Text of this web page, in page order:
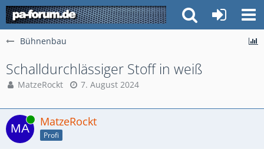
Bühnenbau
Schalldurchlässiger Stoff in weiß
MatzeRockt 7. August 2024
Online MatzeRockt
Profi